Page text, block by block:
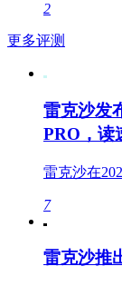
2
更多评测
雷克沙发
PRO，读
雷克沙在
7
雷克沙推